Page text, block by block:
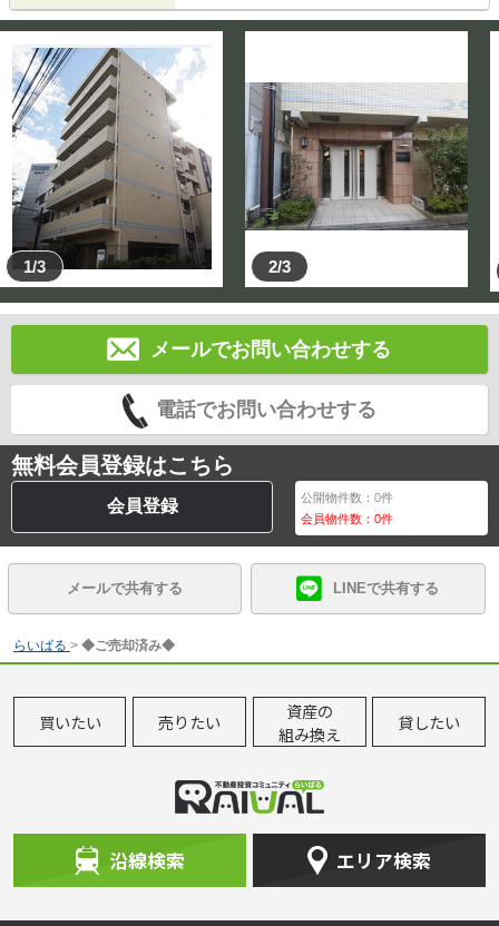
1/3 2/3
メールでお問い合わせする
電話でお問い合わせする
無料会員登録はこちら
会員登録 公開物件数：0件
会員物件数：0件
メールで共有する LINEで共有する
らいばる > ◆ご売却済み◆
買いたい 売りたい
資産の
組み換え
貸したい
沿線検索 エリア検索